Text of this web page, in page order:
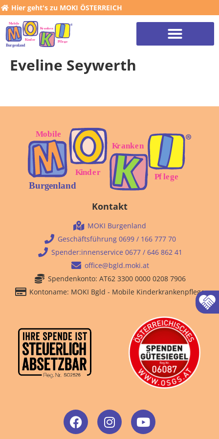
Hier geht's zu MOKI ÖSTERREICH
Eveline Seywerth
Kontakt
MOKI Burgenland
Geschäftsführung 0699 / 166 777 70
Spender:innenservice 0677 / 646 862 41
office@bgld.moki.at
Spendenkonto: AT62 3300 0000 0208 7906
Kontoname: MOKI Bgld - Mobile Kinderkrankenpflege